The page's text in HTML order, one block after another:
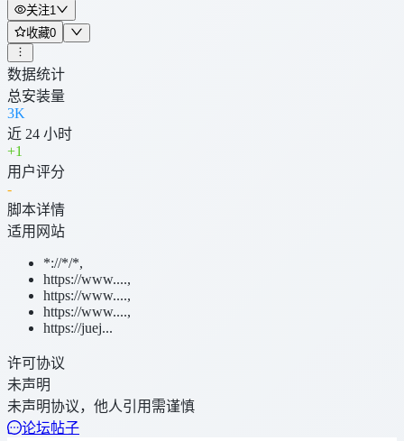
关注1
收藏0
数据统计
总安装量
3K
近 24 小时
+1
用户评分
-
脚本详情
适用网站
*://*/*,
https://www....,
https://www....,
https://www....,
https://juej...
许可协议
未声明
未声明协议，他人引用需谨慎
论坛帖子